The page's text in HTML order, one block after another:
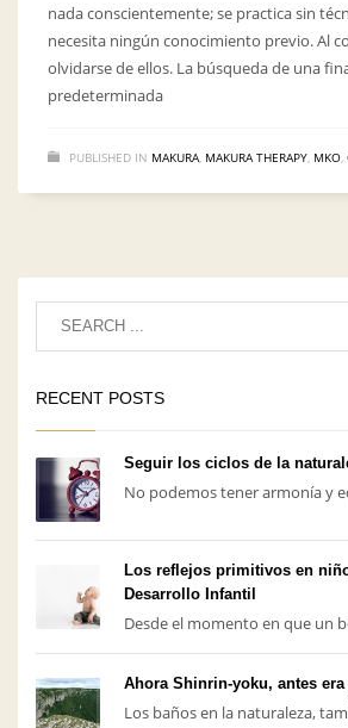
nada conscientemente; se practica sin
necesita ningún conocimiento previo. Al
olvidarse de ellos. La búsqueda de una
predeterminada
PUBLISHED IN MAKURA, MAKURA THERAPY, MKO,
RECENT POSTS
Seguir los ciclos de la
No podemos tener armonía y
Los reflejos primitivos en
Desarrollo Infantil
Desde el momento en que un
Ahora Shinrin-yoku, antes era
Los baños en la naturaleza,